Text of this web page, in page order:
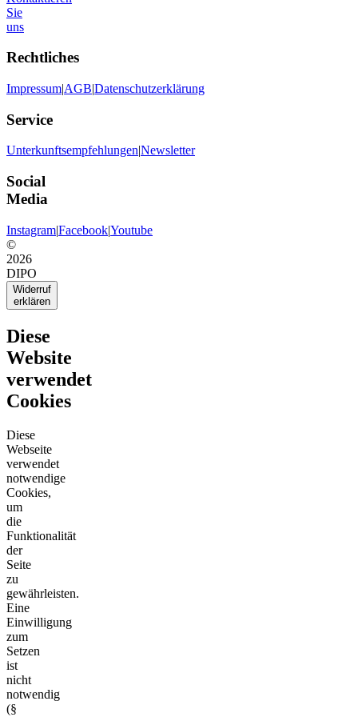
Sie
uns
Rechtliches
Impressum|AGB|Datenschutzerklärung
Service
Unterkunftsempfehlungen|Newsletter
Social
Media
Instagram|Facebook|Youtube
©
2026
DIPO
Widerruf
erklären
Diese
Website
verwendet
Cookies
Diese
Webseite
verwendet
notwendige
Cookies,
um
die
Funktionalität
der
Seite
zu
gewährleisten.
Eine
Einwilligung
zum
Setzen
ist
nicht
notwendig
(§